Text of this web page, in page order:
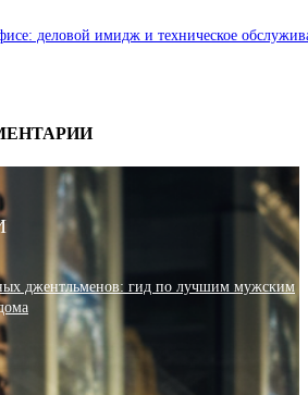
деловой имидж и техническое
джентльменов: гид по лучшим мужским